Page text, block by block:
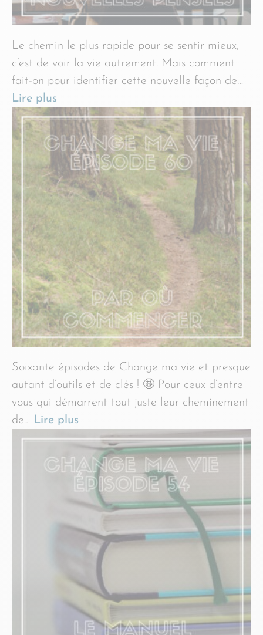
Le chemin le plus rapide pour se sentir mieux,
c’est de voir la vie autrement. Mais comment
fait-on pour identifier cette nouvelle façon de…
Lire plus
Soixante épisodes de Change ma vie et presque
autant d’outils et de clés ! 🤩 Pour ceux d’entre
vous qui démarrent tout juste leur cheminement
de… Lire plus